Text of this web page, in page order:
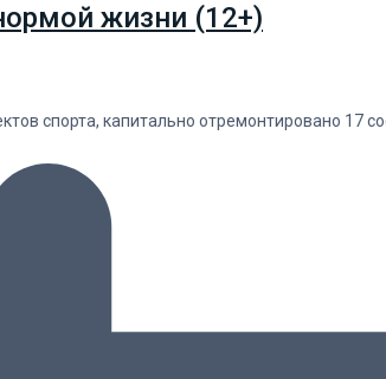
жизни (12+)
спорта, капитально отремонтировано 17